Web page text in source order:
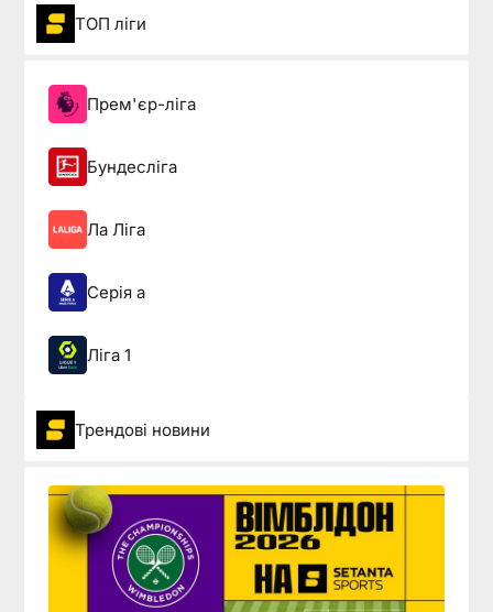
ТОП ліги
Прем'єр-ліга
Бундесліга
Ла Ліга
Серія а
Ліга 1
Трендові новини